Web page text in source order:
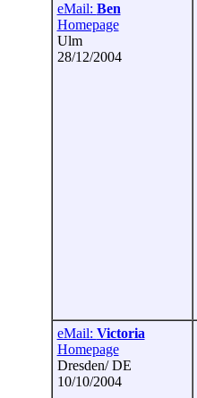
eMail: Ben
Homepage
Ulm
28/12/2004
eMail: Victoria
Homepage
Dresden/ DE
10/10/2004